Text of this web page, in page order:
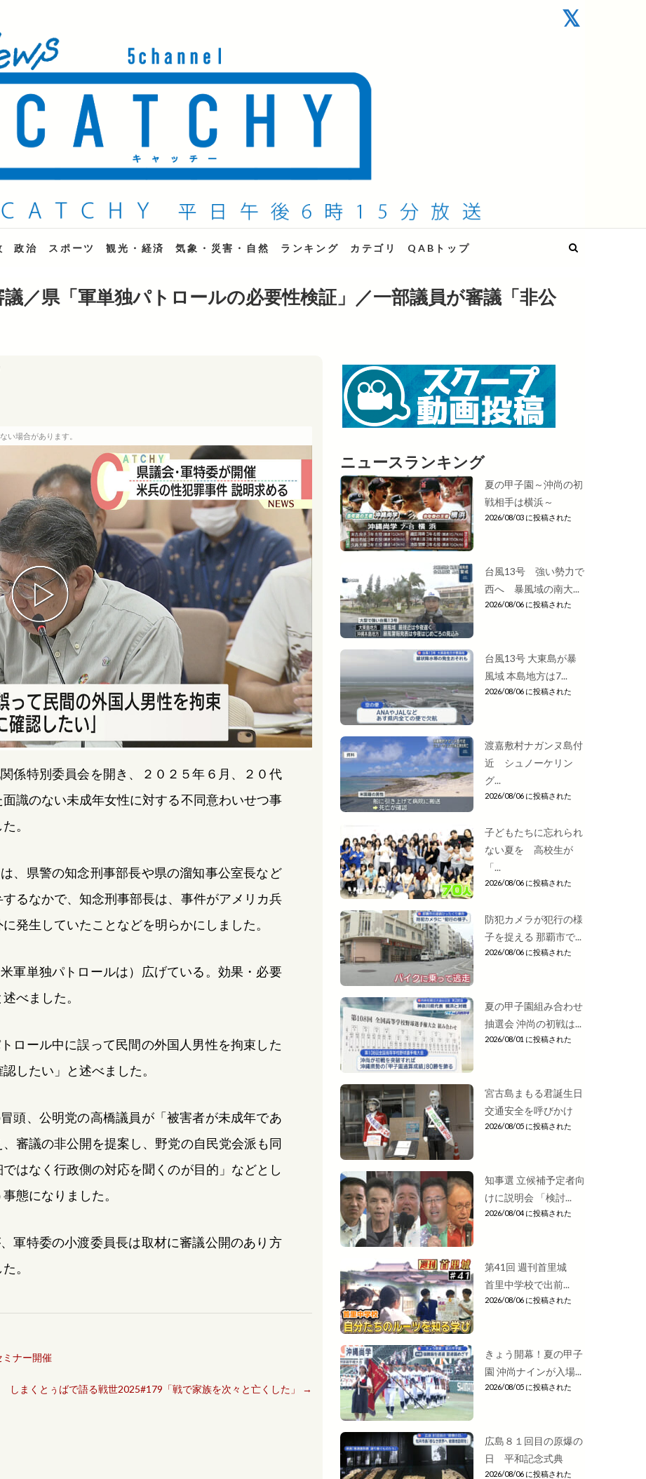
政治 スポーツ 観光・経済 気象・災害・自然 ランキング カテゴリ QABトップ
／県「軍単独パトロールの必要性検証」／一部議員が審議「非公
い場合があります。
係特別委員会を開き、２０２５年６月、２０代
識のない未成年女性に対する不同意わいせつ事
。
、県警の知念刑事部長や県の溜知事公室長など
るなかで、知念刑事部長は、事件がアメリカ兵
発生していたことなどを明らかにしました。
軍単独パトロールは）広げている。効果・必要
べました。
ロール中に誤って民間の外国人男性を拘束した
したい」と述べました。
頭、公明党の高橋議員が「被害者が未成年であ
審議の非公開を提案し、野党の自民党会派も同
はなく行政側の対応を聞くのが目的」などとし
態になりました。
軍特委の小渡委員長は取材に審議公開のあり方
。
ナー開催
しまくとぅばで語る戦世2025#179「戦で家族を次々と亡くした」 →
ニュースランキング
夏の甲子園～沖尚の初
戦相手は横浜～
2026/08/03 に投稿された
台風13号 強い勢力で
西へ 暴風域の南大...
2026/08/06 に投稿された
台風13号 大東島が暴
風域 本島地方は7...
2026/08/06 に投稿された
渡嘉敷村ナガンヌ島付
近 シュノーケリン
グ...
2026/08/06 に投稿された
子どもたちに忘れられ
ない夏を 高校生が
「...
2026/08/06 に投稿された
防犯カメラが犯行の様
子を捉える 那覇市で...
2026/08/06 に投稿された
夏の甲子園組み合わせ
抽選会 沖尚の初戦は...
2026/08/01 に投稿された
宮古島まもる君誕生日
交通安全を呼びかけ
2026/08/05 に投稿された
知事選 立候補予定者向
けに説明会 「検討...
2026/08/04 に投稿された
第41回 週刊首里城
首里中学校で出前...
2026/08/06 に投稿された
きょう開幕！夏の甲子
園 沖尚ナインが入場...
2026/08/05 に投稿された
広島８１回目の原爆の
日 平和記念式典
2026/08/06 に投稿された